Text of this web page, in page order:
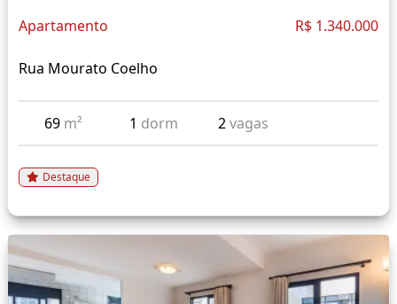
Apartamento R$ 1.340.000
Rua Mourato Coelho
69 m² 1 dorm 2vagas
Destaque